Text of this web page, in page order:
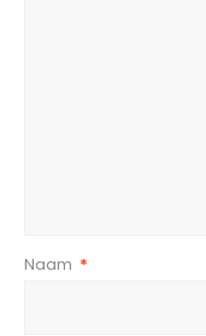
Naam *